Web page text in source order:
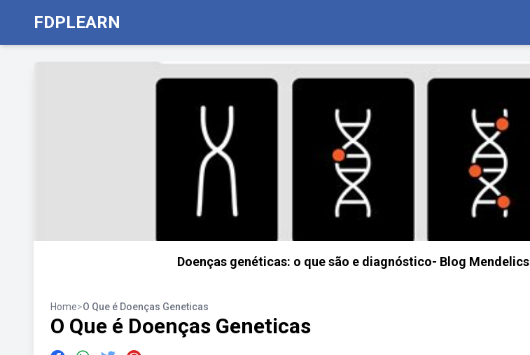
FDPLEARN
Doenças genéticas: o que são e diagnóstico- Blog Mendelics
Home>O Que é Doenças Geneticas
O Que é Doenças Geneticas